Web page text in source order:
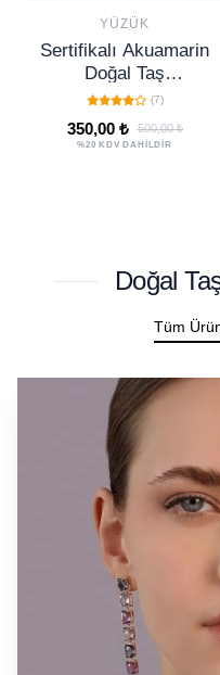
YÜZÜK
Sertifikalı Açık
Şeffaf Sitrin Doğal
Taş Ayarlanabilir
Yüzük – Bolluk ve
Bereket Taşı El
(18)
350,00 ₺ 500,00 ₺
%20 KDV DAHİLDİR
Doğal
Tüm